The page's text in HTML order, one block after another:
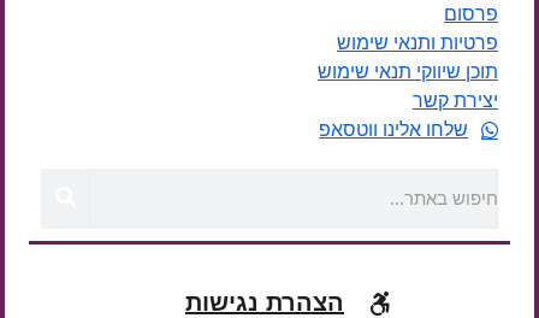
פרסום
פרטיות ותנאי שימוש
תוכן שיווקי תנאי שימוש
יצירת קשר
שלחו אלינו ווטסאפ
הצהרת נגישות